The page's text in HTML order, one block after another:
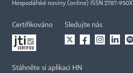
Hospodářské noviny (online) ISSN 2787-950X
Certifikováno Sledujte nás
Stáhněte si aplikaci HN